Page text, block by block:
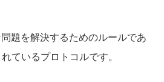
題を解決するためのルールであ
ているプロトコルです。